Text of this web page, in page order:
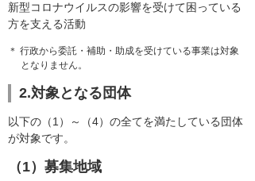
新型コロナウイルスの影響を受けて困っている
方を支える活動
＊ 行政から委託・補助・助成を受けている事業は対象
となりません。
2.対象となる団体
以下の（1）～（4）の全てを満たしている団体
が対象です。
（1）募集地域